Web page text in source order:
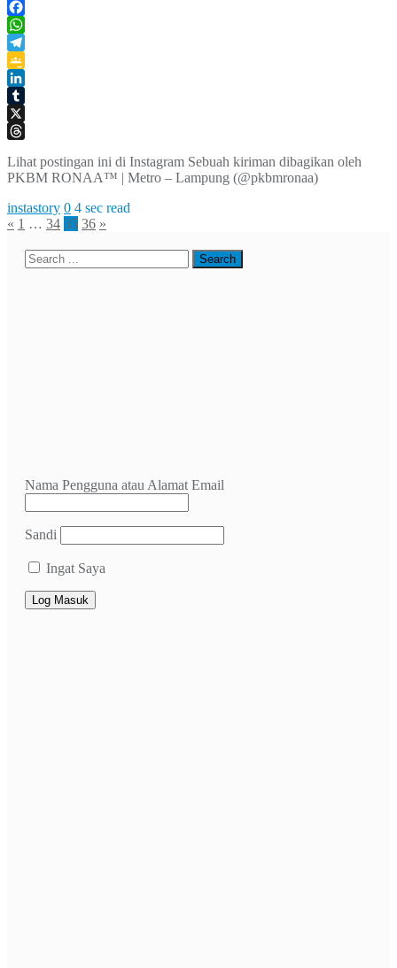
Facebook
WhatsApp
Telegram
Google
Classroom
LinkedIn
Tumblr
X
Lihat postingan ini di Instagram Sebuah kiriman dibagikan oleh
PKBM RONAA™ | Metro – Lampung (@pkbmronaa)
instastory 0 4 sec read
Paginasi
pos
« 1 … 34 35 36 »
Nama Pengguna atau Alamat Email
Sandi
Ingat Saya